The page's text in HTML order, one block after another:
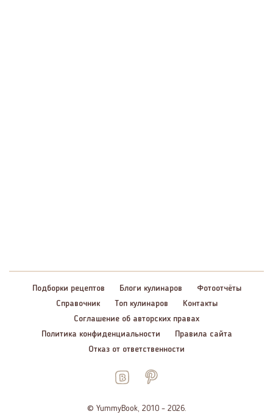
Подборки рецептов Блоги кулинаров
Фотоотчёты
Справочник
Топ кулинаров
Контакты
Соглашение об авторских правах
Политика конфиденциальности
Правила сайта
Отказ от ответственности
© YummyBook, 2010 – 2026.